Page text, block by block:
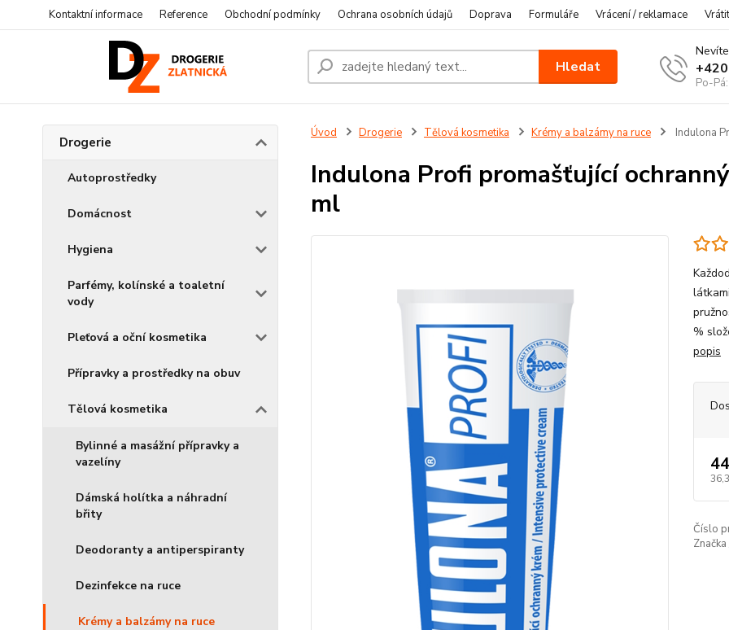
Kontaktní informace Reference Obchodní podmínky Ochrana osobních údajů Doprava Formuláře Vrácení / reklamace
Hledat
Po-
Drogerie
Autoprostředky
Domácnost
Hygiena
Parfémy, kolínské a toaletní
vody
Pleťová a oční kosmetika
Přípravky a prostředky na obuv
Tělová kosmetika
Bylinné a masážní přípravky a
vazelíny
Dámská holítka a náhradní
břity
Deodoranty a antiperspiranty
Dezinfekce na ruce
Krémy a balzámy na ruce
Úvod Drogerie Tělová kosmetika Krémy a balzámy na ruce Indulona
Indulona Profi promašťující
ml
%
popis
Číslo